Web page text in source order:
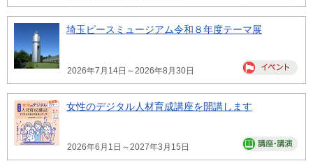
埼玉ピースミュージアム令和８年度テーマ展
2026年7月14日～2026年8月30日
女性のデジタル人材育成講座を開講します
2026年6月1日～2027年3月15日